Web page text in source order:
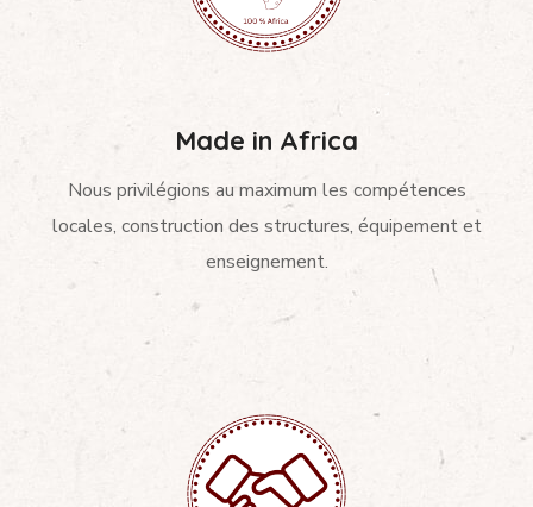
Made in Africa
Nous privilégions au maximum les compétences
locales, construction des structures, équipement et
enseignement.